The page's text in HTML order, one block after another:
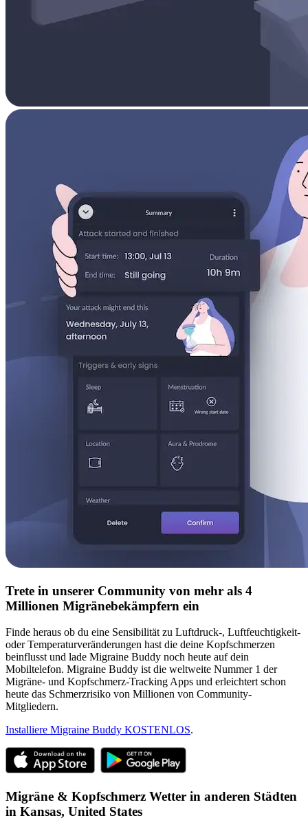
Trete in unserer Community von mehr als 4
Millionen Migränebekämpfern ein
Finde heraus ob du eine Sensibilität zu Luftdruck-, Luftfeuchtigkeit-
oder Temperaturveränderungen hast die deine Kopfschmerzen
beinflusst und lade Migraine Buddy noch heute auf dein
Mobiltelefon. Migraine Buddy ist die weltweite Nummer 1 der
Migräne- und Kopfschmerz-Tracking Apps und erleichtert schon
heute das Schmerzrisiko von Millionen von Community-
Mitgliedern.
Installiere Migraine Buddy KOSTENLOS.
Migräne & Kopfschmerz Wetter in anderen Städten
in Kansas, United States